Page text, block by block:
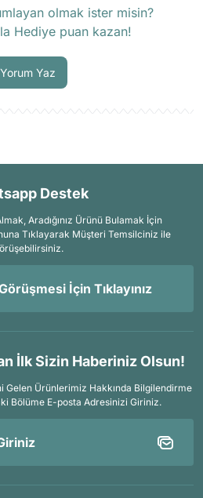
olmak ister misin?
Hediye puan kazan!
Yorum Yaz
Destek
Aradığınız Ürünü Bulamak İçin
Tıklayarak Müşteri Temsilciniz ile
İçin Tıklayınız
İlk Sizin Haberiniz Olsun!
Gelen Ürünlerimiz Hakkında Bilgilendirme
Bölüme E-posta Adresinizi Giriniz.